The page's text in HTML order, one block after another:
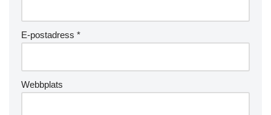
E-postadress *
Webbplats